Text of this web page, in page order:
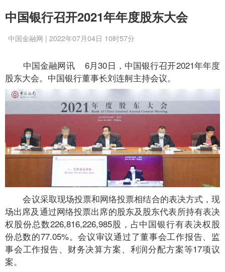
中国银行召开2021年年度股东大会
中国金融网 | 2022年07月04日 10时57分
中国金融网讯6月30日，中国银行召开2021年年度
股东大会。中国银行董事长刘连舸主持会议。
会议采取现场投票和网络投票相结合的表决方式，现
场出席及通过网络投票出席的股东及股东代表所持有表决
权股份总数226,816,226,985股，占中国银行有表决权股
份总数的77.05%。会议审议通过了董事会工作报告、监
事会工作报告、财务决算方案、利润分配方案等17项议
案。